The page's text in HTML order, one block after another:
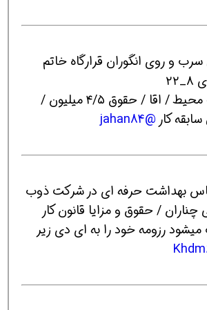
کارشناس بهداشت محیط / اقا / حقوق ۴/۵ میلیون /
@jahan84
بهداشت حرفه ای در شرکت ذوب
/ حقوق و مزایا قانون کار
رزومه خود را به ای دی زیر